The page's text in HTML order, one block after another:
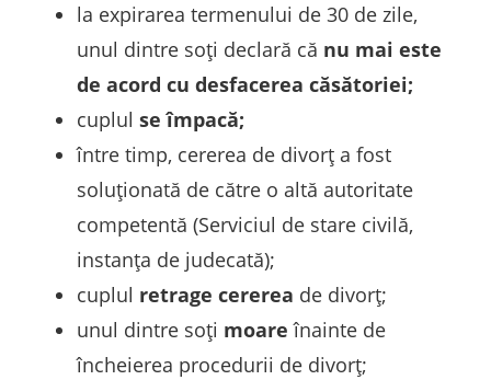
la expirarea termenului de 30 de zile,
unul dintre soți declară că nu mai este
de acord cu desfacerea căsătoriei;
cuplul se împacă;
între timp, cererea de divorț a fost
soluționată de către o altă autoritate
competentă (Serviciul de stare civilă,
instanța de judecată);
cuplul retrage cererea de divorț;
unul dintre soți moareînainte de
încheierea procedurii de divorț;